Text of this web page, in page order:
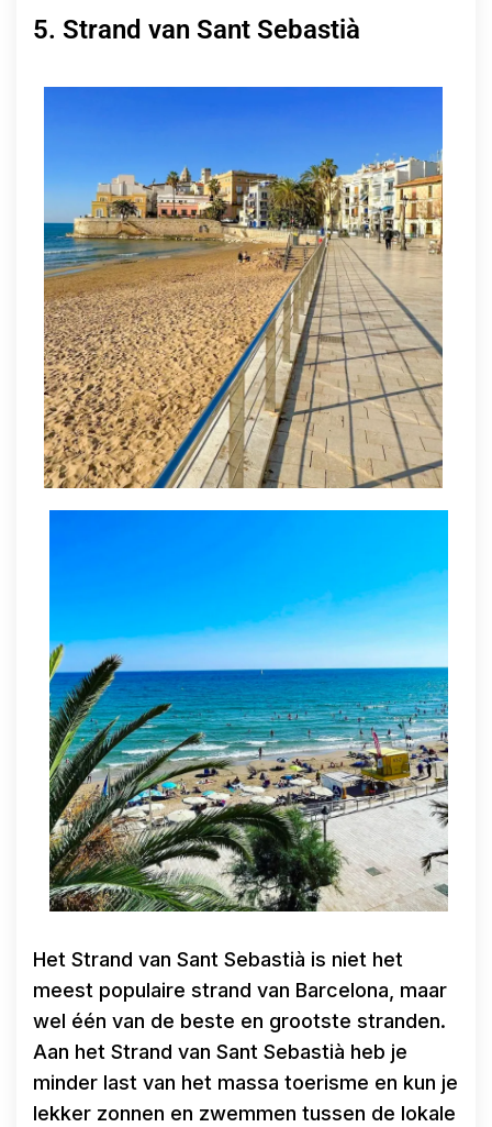
5. Strand van Sant Sebastià
Het Strand van Sant Sebastià is niet het
meest populaire strand van Barcelona, maar
wel één van de beste en grootste stranden.
Aan het Strand van Sant Sebastià heb je
minder last van het massa toerisme en kun je
lekker zonnen en zwemmen tussen de lokale